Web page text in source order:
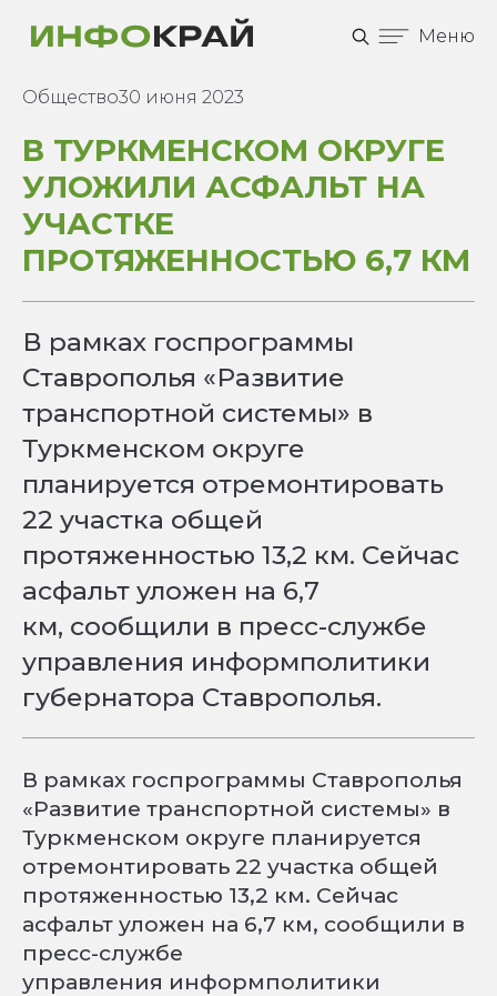
Меню
Общество30 июня 2023
В ТУРКМЕНСКОМ ОКРУГЕ
УЛОЖИЛИ АСФАЛЬТ НА
УЧАСТКЕ
ПРОТЯЖЕННОСТЬЮ 6,7 КМ
В рамках госпрограммы
Ставрополья «Развитие
транспортной системы» в
Туркменском округе
планируется отремонтировать
22 участка общей
протяженностью 13,2 км. Сейчас
асфальт уложен на 6,7
км, сообщили в пресс-службе
управления информполитики
губернатора Ставрополья.
В рамках госпрограммы Ставрополья
«Развитие транспортной системы» в
Туркменском округе планируется
отремонтировать 22 участка общей
протяженностью 13,2 км. Сейчас
асфальт уложен на 6,7 км, сообщили в
пресс-службе
управления информполитики